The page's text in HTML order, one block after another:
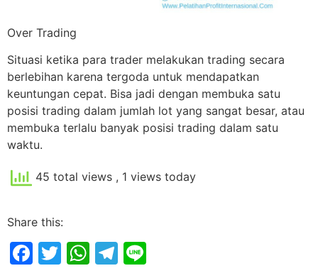
Over Trading
Situasi ketika para trader melakukan trading secara
berlebihan karena tergoda untuk mendapatkan
keuntungan cepat. Bisa jadi dengan membuka satu
posisi trading dalam jumlah lot yang sangat besar, atau
membuka terlalu banyak posisi trading dalam satu
waktu.
45 total views , 1 views today
Share this:
Facebook
Twitter
WhatsApp
Telegram